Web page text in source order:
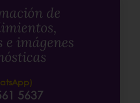
de
e imágenes
5637